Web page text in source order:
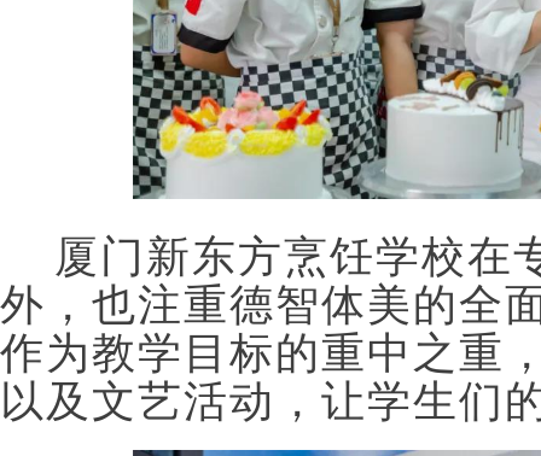
厦门新东方烹饪学校在
外，也注重德智体美的全
作为教学目标的重中之重
以及文艺活动，让学生们